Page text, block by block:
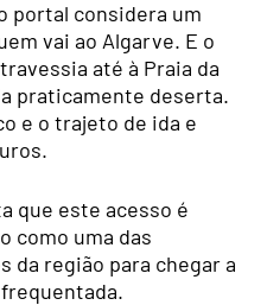
portal considera um
vai ao Algarve. E o
até à Praia da
praticamente deserta.
e o trajeto de ida e
que este acesso é
como uma das
da região para chegar a